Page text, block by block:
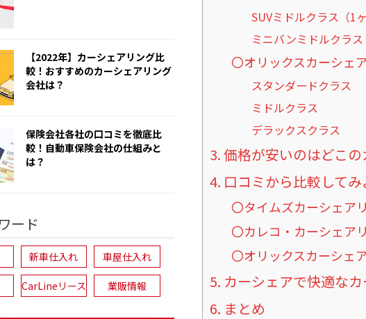
SUVミドルクラス（1
ミニバンミドルクラス
〇オリックスカーシェ
スタンダードクラス
ミドルクラス
デラックスクラス
価格が安いのはどこ
口コミから比較してみ
〇タイムズカーシェア
〇カレコ・カーシェア
〇オリックスカーシェ
カーシェアで快適な
まとめ
【2022年】カーシェアリング比
較！おすすめのカーシェアリング
会社は？
保険会社各社の口コミを徹底比
較！自動車保険会社の仕組みと
は？
ード
新車仕入れ 車屋仕入れ
CarLineリース 業販情報